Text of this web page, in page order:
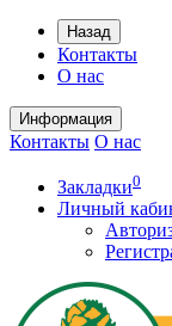
Назад
Контакты
О нас
Информация
Контакты О нас
Закладки0
Личный